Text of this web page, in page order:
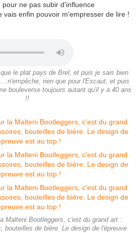
ne pas subir d'influence
vais enfin pouvoir m'empresser de lire !
le plat pays de Brel, et puis je sais bien
rien que pour l'Escaut, et puis
bouleverse toujours autant qu'il y a 40 ans
!!
Malteni Bootleggers, c'est du grand art :
bouteilles de bière. Le design de l'épreuve